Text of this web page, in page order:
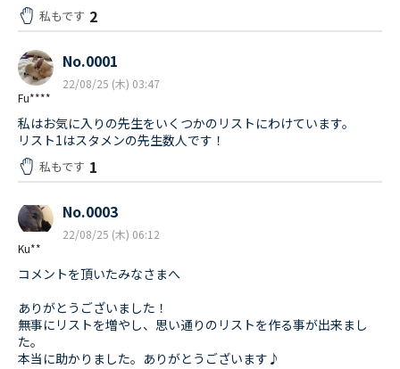
私もです 2
Fu****
No.0001
22/08/25 (木) 03:47
私はお気に入りの先生をいくつかのリストにわけています。
リスト1はスタメンの先生数人です！
私もです 1
Ku**
No.0003
22/08/25 (木) 06:12
コメントを頂いたみなさまへ
ありがとうございました！
無事にリストを増やし、思い通りのリストを作る事が出来まし
た。
本当に助かりました。ありがとうございます♪